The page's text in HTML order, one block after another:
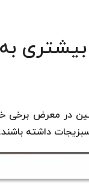
در معرض برخی
داشته باشند.